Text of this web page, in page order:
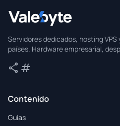
Servidores dedicados, hosting
países. Hardware empresarial,
share Compartir
tag
Contenido
Guias